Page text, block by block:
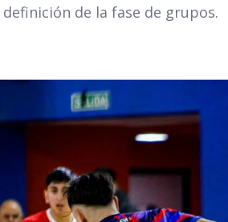
de la fase de grupos.